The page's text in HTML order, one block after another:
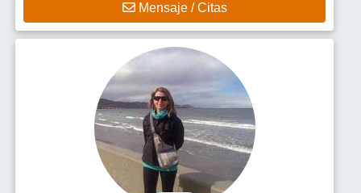
Mensaje / Citas